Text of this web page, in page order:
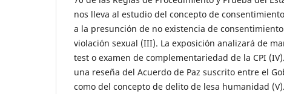
nos lleva al estudio del concepto de
a la presunción de no existencia de
violación sexual (III). La exposición analizará de
test o examen de complementariedad de la CPI
una reseña del Acuerdo de Paz suscrito entre el
como del concepto de delito de lesa humanidad